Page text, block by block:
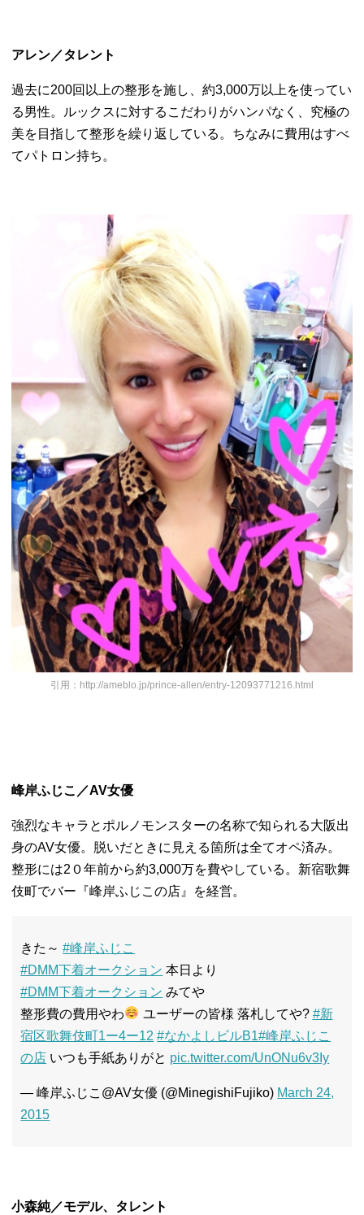
アレン／タレント
過去に200回以上の整形を施し、約3,000万以上を使ってい
る男性。
ルックスに対するこだわりがハンパなく、 究極の
美を目指して整形を繰り返している。 ちなみに費用はすべ
てパトロン持ち。
引用：http://ameblo.jp/prince-allen/entry-12093771216.html
峰岸ふじこ／AV女優
強烈なキャラとポルノモンスターの名称で知られる大阪出
身のAV女優。脱いだときに見える箇所は全てオペ済み。
整形には2０年前から約3,000万を費やしている。 新宿歌舞
伎町でバー『峰岸ふじこの店』を経営。
きた～#峰岸ふじこ
#DMM下着オークション 本日より
#DMM下着オークション みてや
整形費の費用やわ
ユーザーの皆様 落札してや? #新
宿区歌舞伎町1ー4ー12 #なかよしビルB1#峰岸ふじこ
の店 いつも手紙ありがと pic.twitter.com/UnONu6v3Iy
— 峰岸ふじこ@AV女優 (@MinegishiFujiko) March 24,
2015
小森純／モデル、タレント